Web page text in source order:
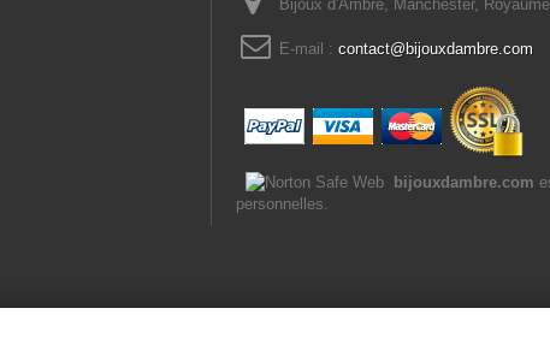
Bijoux d'Ambre, Manchester,
E-mail : contact@bijouxdambre.com
bijouxdambre.com
personnelles.